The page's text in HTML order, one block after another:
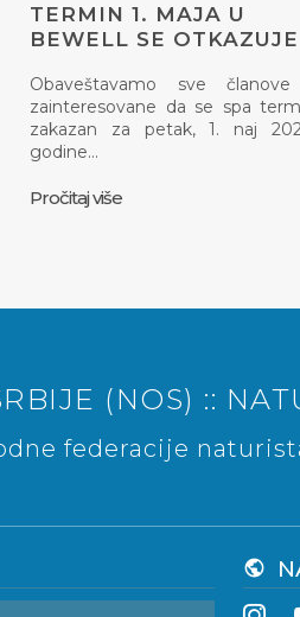
TERMIN 1. MAJA U
BEWELL SE OTKAZUJE
Obaveštavamo sve
zainteresovane da se spa
zakazan za petak, 1. naj
godine…
Pročitaj više
(NOS) ::
federacije
public